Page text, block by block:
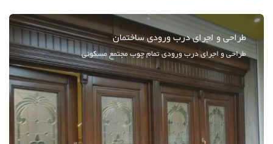
طراحی و اجرای درب ورودی ساختمان
طراحی و اجرای درب ورودی تمام چوب مجتمع مسکونی